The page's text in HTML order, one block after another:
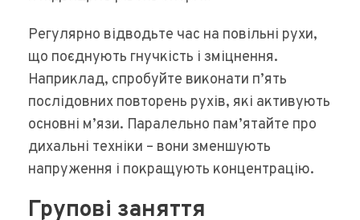
Регулярно відводьте час на повільні рухи,
що поєднують гнучкість і зміцнення.
Наприклад, спробуйте виконати п’ять
послідовних повторень рухів, які активують
основні м’язи. Паралельно пам’ятайте про
дихальні техніки – вони зменшують
напруження і покращують концентрацію.
Групові заняття